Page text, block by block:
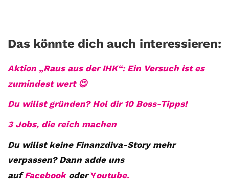
Das könnte dich auch interessieren:
Aktion „Raus aus der IHK“: Ein Versuch ist es
zumindest wert 😉
Du willst gründen? Hol dir 10 Boss-Tipps!
3 Jobs, die reich machen
Du willst keine Finanzdiva-Story mehr
verpassen? Dann adde uns
aufFacebookoderYoutube.